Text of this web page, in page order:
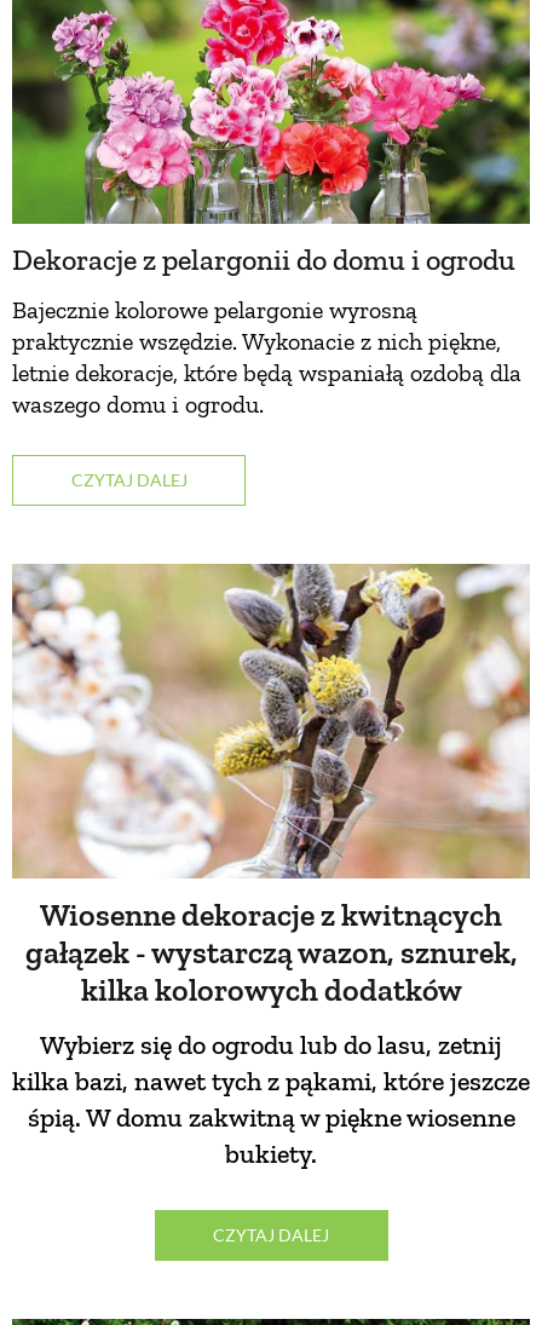
Dekoracje z pelargonii do domu i ogrodu
Bajecznie kolorowe pelargonie wyrosną
praktycznie wszędzie. Wykonacie z nich piękne,
letnie dekoracje, które będą wspaniałą ozdobą dla
waszego domu i ogrodu.
CZYTAJ DALEJ
Wiosenne dekoracje z kwitnących
gałązek - wystarczą wazon, sznurek,
kilka kolorowych dodatków
Wybierz się do ogrodu lub do lasu, zetnij
kilka bazi, nawet tych z pąkami, które jeszcze
śpią. W domu zakwitną w piękne wiosenne
bukiety.
CZYTAJ DALEJ
RZEMIOSŁO
ZWYCZAJE
ZRÓB TO SAM
ŚNIADANIA
DANIA GŁÓWNE
CIASTA I DESERY
DODATKI
PRZETWORY
INNE